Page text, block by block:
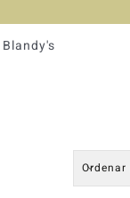
Blandy's
Ordenar